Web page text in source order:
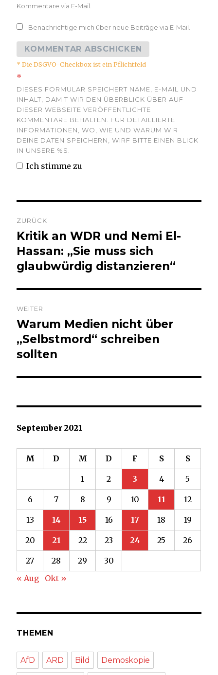
Kommentare via E-Mail.
Benachrichtige mich über neue Beiträge via E-Mail.
* Die DSGVO-Checkbox ist ein Pflichtfeld
*
DIESES FORMULAR SPEICHERT NAME, E-MAIL UND
INHALT, DAMIT WIR DEN ÜBERBLICK ÜBER AUF
DIESER WEBSEITE VERÖFFENTLICHTE
KOMMENTARE BEHALTEN. FÜR DETAILLIERTE
INFORMATIONEN, WO, WIE UND WARUM WIR
DEINE DATEN SPEICHERN, WIRF BITTE EINEN BLICK
IN UNSERE %S.
Ich stimme zu
Navigation
ZURÜCK
Vorheriger
Beitrag:
Kritik an WDR und Nemi El-
Hassan: „Sie muss sich
glaubwürdig distanzieren“
WEITER
Nächster
Beitrag:
Warum Medien nicht über
„Selbstmord“ schreiben
sollten
September 2021
M D M D F S S
1 2 3 4 5
6 7 8 9 10 11 12
13 14 15 16 17 18 19
20 21 22 23 24 25 26
27 28 29
30
« Aug
Okt »
THEMEN
AfD ARD Bild Demoskopie